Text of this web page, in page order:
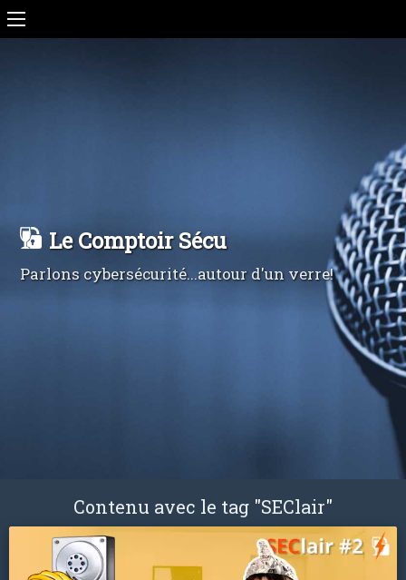
Le Comptoir Sécu
Parlons cybersécurité...autour d'un verre!
Contenu avec le tag "SEClair"